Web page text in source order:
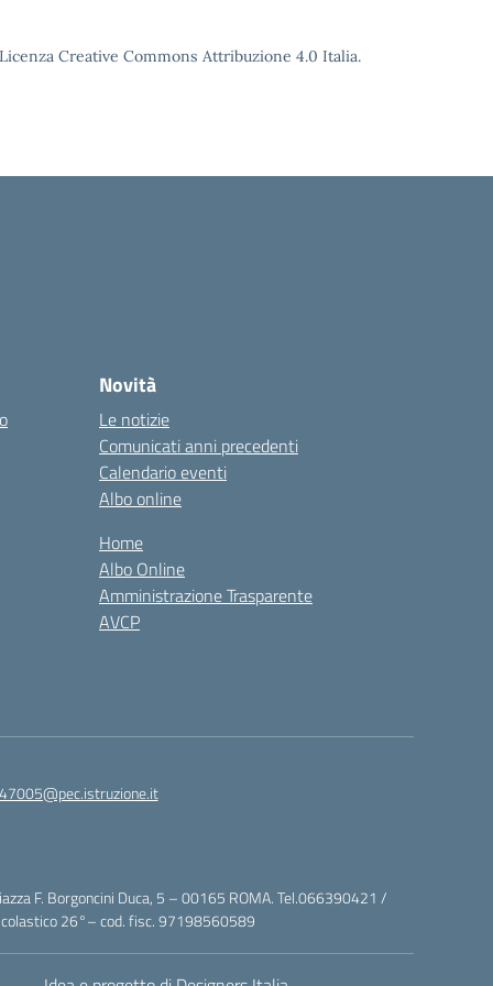
Creative Commons Attribuzione 4.0 Italia.
Novità
Le notizie
Comunicati anni precedenti
Calendario eventi
Albo online
Home
Albo Online
Amministrazione Trasparente
AVCP
Piazza F. Borgoncini Duca, 5 – 00165 ROMA. Tel.066390421 /
26°– cod. fisc. 97198560589